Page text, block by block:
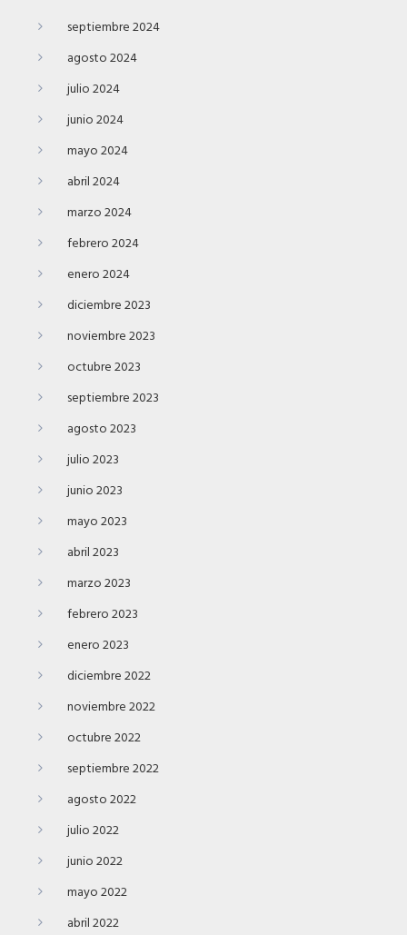
septiembre 2024
agosto 2024
julio 2024
junio 2024
mayo 2024
abril 2024
marzo 2024
febrero 2024
enero 2024
diciembre 2023
noviembre 2023
octubre 2023
septiembre 2023
agosto 2023
julio 2023
junio 2023
mayo 2023
abril 2023
marzo 2023
febrero 2023
enero 2023
diciembre 2022
noviembre 2022
octubre 2022
septiembre 2022
agosto 2022
julio 2022
junio 2022
mayo 2022
abril 2022